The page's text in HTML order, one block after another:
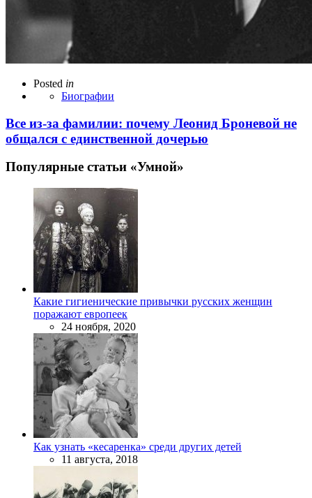
Posted in
Биографии
Все из-за фамилии: почему Леонид Броневой не
общался с единственной дочерью
Популярные статьи «Умной»
Какие гигиенические привычки русских женщин
поражают европеек
24 ноября, 2020
Как узнать «кесаренка» среди других детей
11 августа, 2018